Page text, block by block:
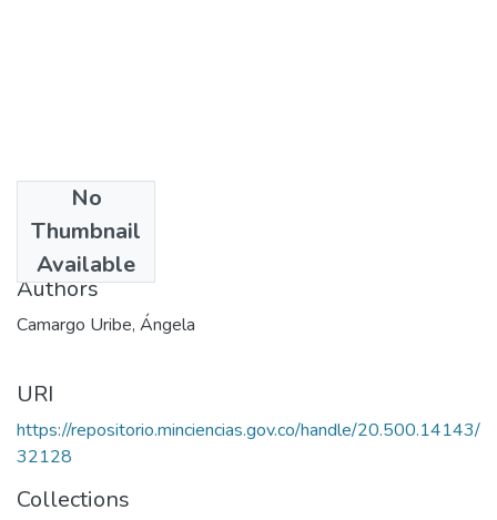
No
Thumbnail
Available
2001
Authors
Camargo Uribe, Ángela
URI
https://repositorio.minciencias.gov.co/handle/20.500.14143/
32128
Collections